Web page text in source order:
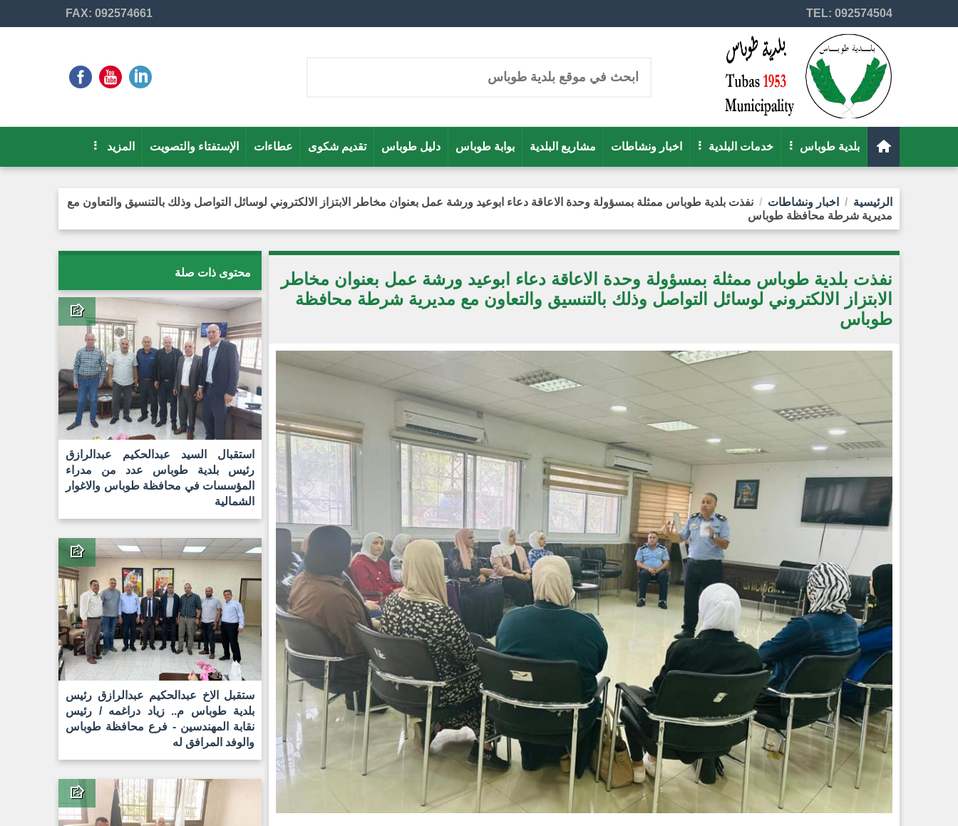
FAX: 092574661 TEL: 092574504
بلدية طوباس خدمات البلدية اخبار ونشاطات مشاريع البلدية بوابة طوباس دليل طوباس تقديم شكوى عطاءات الإستفتاء والتصويت المزيد
الرئيسية اخبار ونشاطات
نفذت بلدية طوباس ممثلة بمسؤولة وحدة الاعاقة دعاء ابوعيد ورشة عمل بعنوان مخاطر الابتزاز الالكتروني لوسائل التواصل وذلك بالتنسيق والتعاون مع
مديرية شرطة محافظة طوباس
نفذت بلدية طوباس ممثلة بمسؤولة وحدة الاعاقة دعاء ابوعيد ورشة عمل بعنوان مخاطر
الابتزاز الالكتروني لوسائل التواصل وذلك بالتنسيق والتعاون مع مديرية شرطة محافظة
طوباس
محتوى ذات صلة
استقبال السيد عبدالحكيم عبدالرازق
رئيس بلدية طوباس عدد من مدراء
المؤسسات في محافظة طوباس والاغوار
الشمالية
ستقبل الاخ عبدالحكيم عبدالرازق رئيس
بلدية طوباس م.. زياد دراغمه / رئيس
نقابة المهندسين - فرع محافظة طوباس
والوفد المرافق له